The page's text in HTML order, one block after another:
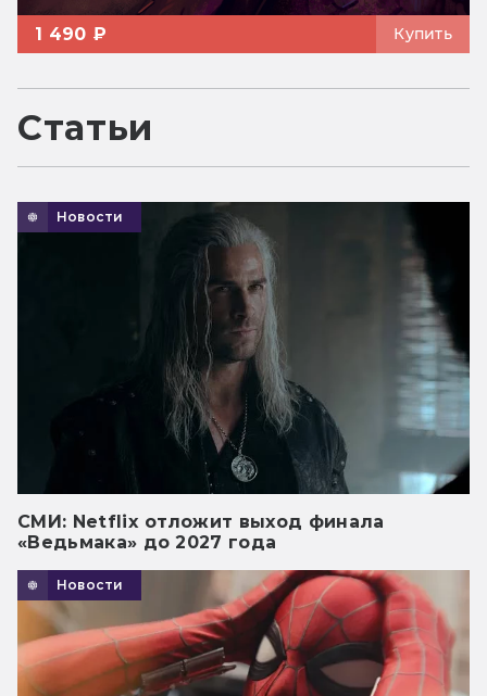
1 490 ₽ Купить
Статьи
Новости
СМИ: Netflix отложит выход финала
«Ведьмака» до 2027 года
Новости